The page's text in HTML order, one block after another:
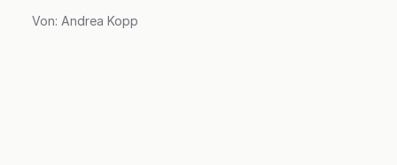
Von: Andrea Kopp